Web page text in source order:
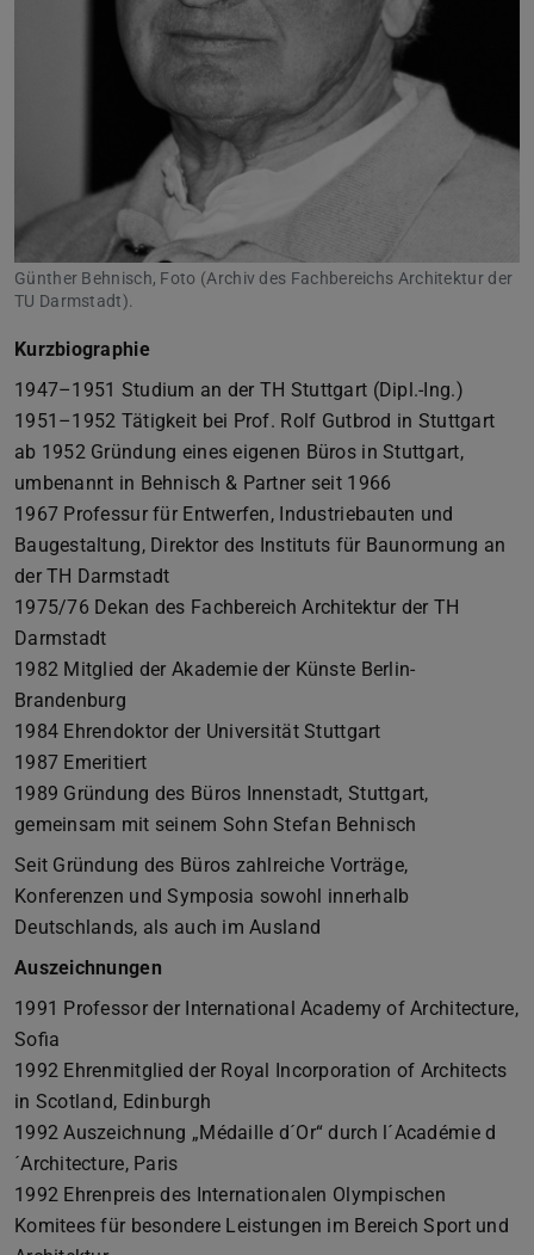
Günther Behnisch, Foto (Archiv des Fachbereichs Architektur der
TU Darmstadt).
Kurzbiographie
1947–1951 Studium an der TH Stuttgart (Dipl.-Ing.)
1951–1952 Tätigkeit bei Prof. Rolf Gutbrod in Stuttgart
ab 1952 Gründung eines eigenen Büros in Stuttgart,
umbenannt in Behnisch & Partner seit 1966
1967 Professur für Entwerfen, Industriebauten und
Baugestaltung, Direktor des Instituts für Baunormung an
der TH Darmstadt
1975/76 Dekan des Fachbereich Architektur der TH
Darmstadt
1982 Mitglied der Akademie der Künste Berlin-
Brandenburg
1984 Ehrendoktor der Universität Stuttgart
1987 Emeritiert
1989 Gründung des Büros Innenstadt, Stuttgart,
gemeinsam mit seinem Sohn Stefan Behnisch
Seit Gründung des Büros zahlreiche Vorträge,
Konferenzen und Symposia sowohl innerhalb
Deutschlands, als auch im Ausland
Auszeichnungen
1991 Professor der International Academy of Architecture,
Sofia
1992 Ehrenmitglied der Royal Incorporation of Architects
in Scotland, Edinburgh
1992 Auszeichnung „Médaille d´Or“ durch l´Académie d
´Architecture, Paris
1992 Ehrenpreis des Internationalen Olympischen
Komitees für besondere Leistungen im Bereich Sport und